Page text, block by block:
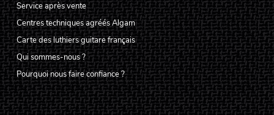
Service après vente
Centres techniques agréés Algam
Carte des luthiers guitare français
Qui sommes-nous ?
Pourquoi nous faire confiance ?